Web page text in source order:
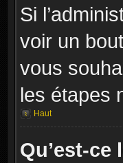
Si
voir un
vous
les étapes
Haut
Qu’est-